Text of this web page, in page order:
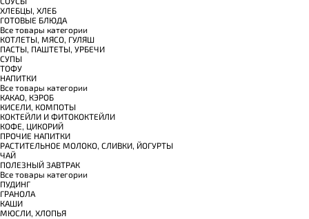
ХЛЕБЦЫ, ХЛЕБ
ГОТОВЫЕ БЛЮДА
Все товары категории
КОТЛЕТЫ, МЯСО, ГУЛЯШ
ПАСТЫ, ПАШТЕТЫ, УРБЕЧИ
СУПЫ
ТОФУ
НАПИТКИ
Все товары категории
КАКАО, КЭРОБ
КИСЕЛИ, КОМПОТЫ
КОКТЕЙЛИ И ФИТОКОКТЕЙЛИ
КОФЕ, ЦИКОРИЙ
ПРОЧИЕ НАПИТКИ
РАСТИТЕЛЬНОЕ МОЛОКО, СЛИВКИ, ЙОГУРТЫ
ЧАЙ
ПОЛЕЗНЫЙ ЗАВТРАК
Все товары категории
ПУДИНГ
ГРАНОЛА
КАШИ
МЮСЛИ, ХЛОПЬЯ